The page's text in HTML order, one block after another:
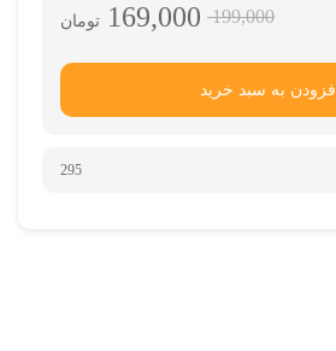
199,000 تومان 169,000
افزودن به سبد خرید
295